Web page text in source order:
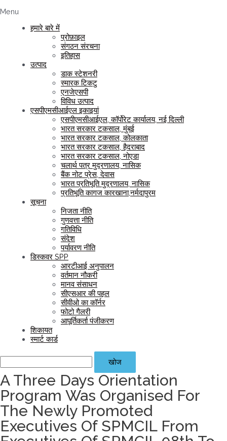
Menu
हमारे बारे में
प्रोफ़ाइल
संगठन संरचना
इतिहास
उत्पाद
डाक स्टेशनरी
स्मारक टिकटु
एनजेएसपी
विविध उत्पाद
एसपीएमसीआईएल इकाइयां
एसपीएमसीआईएल, कॉर्पोरेट कार्यालय, नई दिल्ली
भारत सरकार टकसाल, मुंबई
भारत सरकार टकसाल, कोलकाता
भारत सरकार टकसाल, हैदराबाद
भारत सरकार टकसाल, नोएडा
चलार्थ पत्र मुद्रणालय, नासिक
बैंक नोट प्रेस, देवास
भारत प्रतिभूति मुद्रणालय, नासिक
प्रतिभूति कागज कारखाना,नर्मदापुरम
सूचना
निजता नीति
गुणवत्ता नीति
गतिविधि
संदेश
पर्यावरण नीति
डिस्कवर SPP
आरटीआई अनुपालन
वर्तमान नौकरी
मानव संसाधन
सीएसआर की पहल
सीवीओ का कॉर्नर
फोटो गैलरी
आपूर्तिकर्ता पंजीकरण
शिकायत
स्‍मार्ट कार्ड
खोज
A Three Days Orientation
Program Was Organised For
The Newly Promoted
Executives Of SPMCIL From